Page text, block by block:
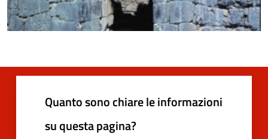
Quanto sono chiare le informazioni
su questa pagina?